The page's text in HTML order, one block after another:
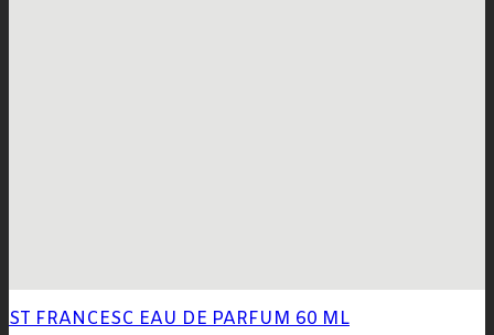
ST FRANCESC EAU DE PARFUM 60 ML